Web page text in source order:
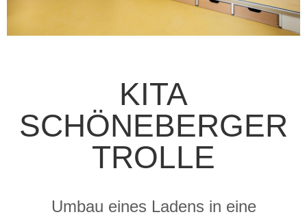
KITA
SCHÖNEBERGER
TROLLE
Umbau eines Ladens in eine